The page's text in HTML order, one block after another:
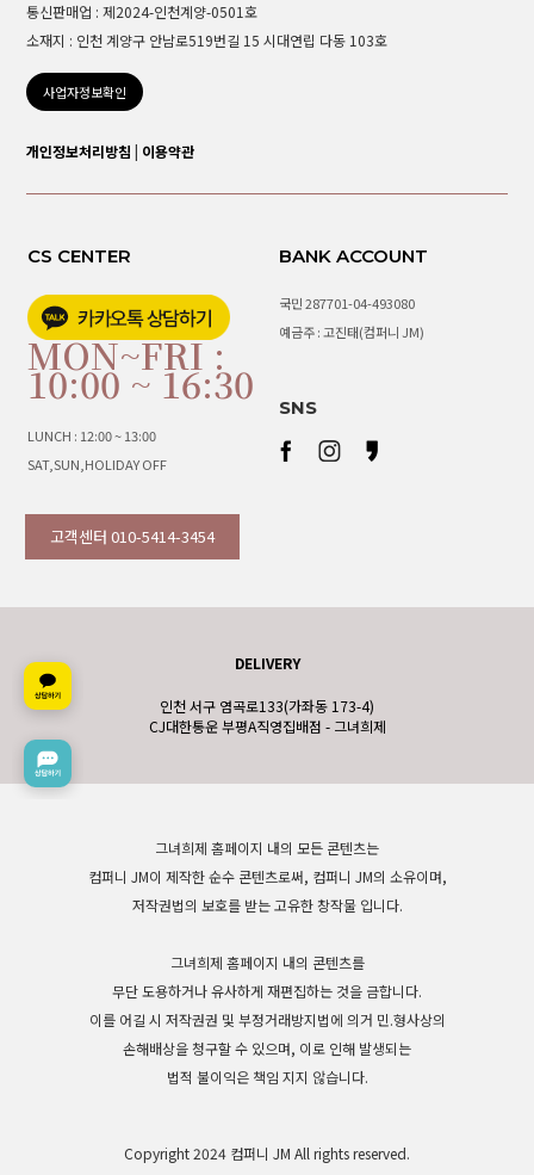
통신판매업 : 제2024-인천계양-0501호
소재지 : 인천 계양구 안남로519번길 15 시대연립 다동 103호
사업자정보확인
개인정보처리방침 이용약관
CS CENTER
MON~FRI :
10:00 ~ 16:30
LUNCH : 12:00 ~ 13:00
SAT,SUN,HOLIDAY OFF
고객센터 010-5414-3454
BANK ACCOUNT
국민 287701-04-493080
예금주 : 고진태(컴퍼니 JM)
SNS
DELIVERY
인천 서구 염곡로133(가좌동 173-4)
CJ대한통운 부평A직영집배점 - 그녀희제
그녀희제 홈페이지 내의 모든 콘텐츠는
컴퍼니 JM이 제작한 순수 콘텐츠로써, 컴퍼니 JM의 소유이며,
저작권법의 보호를 받는 고유한 창작물 입니다.
그녀희제 홈페이지 내의 콘텐츠를
무단 도용하거나 유사하게 재편집하는 것을 금합니다.
이를 어길 시 저작권권 및 부정거래방지법에 의거 민.형사상의
손해배상을 청구할 수 있으며, 이로 인해 발생되는
법적 불이익은 책임 지지 않습니다.
Copyright 2024 컴퍼니 JM All rights reserved.